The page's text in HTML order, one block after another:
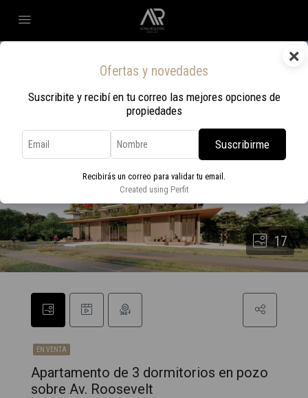
×
Ofertas y novedades
Suscribite y recibí en tu correo las mejores opciones de
propiedades
Suscribirme
Recibirás un correo para validar tu email.
Created using Perfit
17
EN VENTA
Apartamento de 3 dormitorios en pozo
sobre Av. Roosevelt